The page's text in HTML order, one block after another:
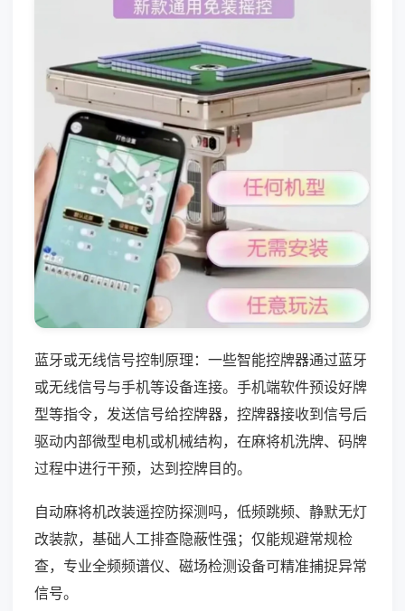
蓝牙或无线信号控制原理：一些智能控牌器通过蓝牙
或无线信号与手机等设备连接。手机端软件预设好牌
型等指令，发送信号给控牌器，控牌器接收到信号后
驱动内部微型电机或机械结构，在麻将机洗牌、码牌
过程中进行干预，达到控牌目的。
自动麻将机改装遥控防探测吗，低频跳频、静默无灯
改装款，基础人工排查隐蔽性强；仅能规避常规检
查，专业全频频谱仪、磁场检测设备可精准捕捉异常
信号。